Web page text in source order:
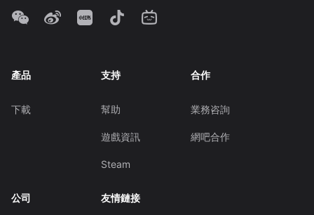
產品
下載
支持
幫助
遊戲資訊
Steam
合作
業務咨詢
網吧合作
公司 友情鏈接